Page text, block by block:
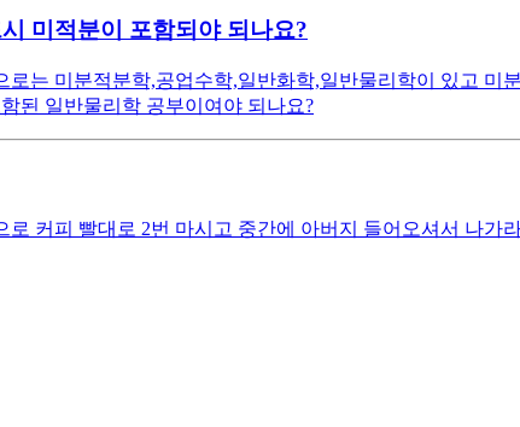
미적분이 포함되야 되나요?
로는 미분적분학,공업수학,일반화학,일반물리학이 있고
된 일반물리학 공부이여야 되나요?
커피 빨대로 2번 마시고 중간에 아버지 들어오셔서 나